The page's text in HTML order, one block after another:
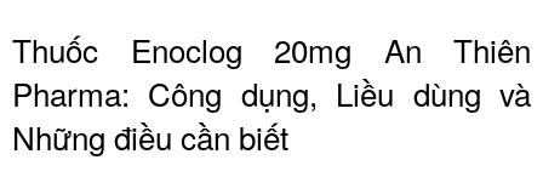
Thuốc Enoclog 20mg An Thiên
Pharma: Công dụng, Liều dùng và
Những điều cần biết